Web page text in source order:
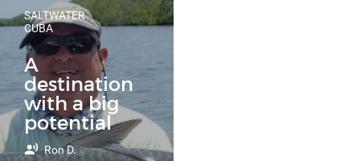
SALTWATER
CUBA
A
destination
with a big
potential
Ron D.